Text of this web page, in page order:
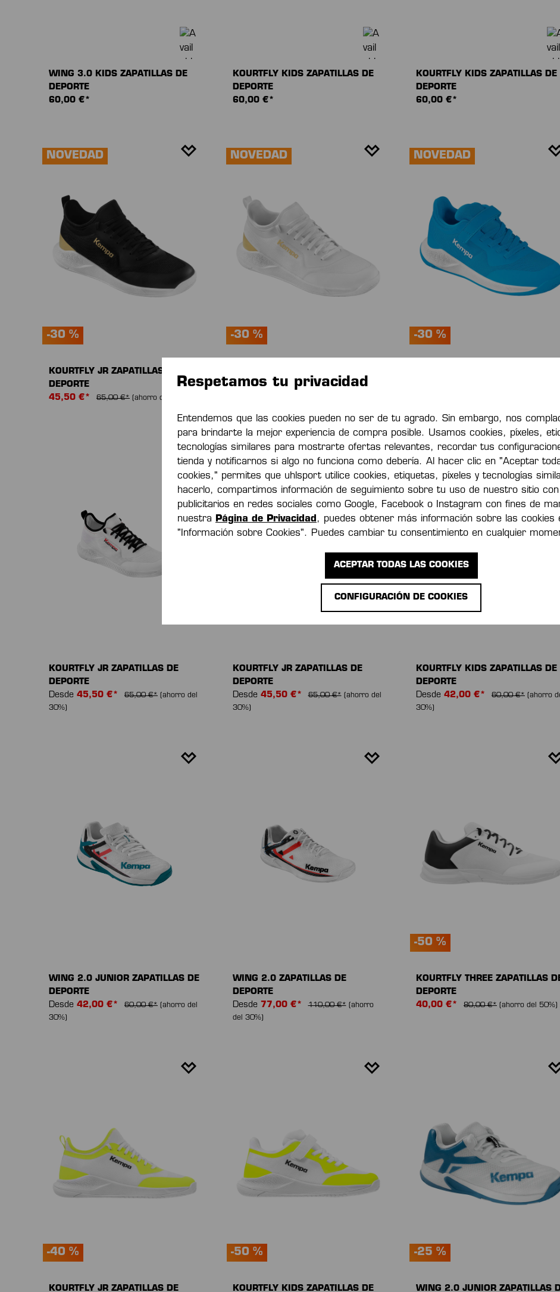
WING 3.0 KIDS ZAPATILLAS DE
DEPORTE
60,00 €*
KOURTFLY KIDS ZAPATILLAS DE
DEPORTE
60,00 €*
KOURTFLY KIDS ZAPATILLAS DE
DEPORTE
60,00 €*
NOVEDAD
-30 %
KOURTFLY JR ZAPATILLAS DE
DEPORTE
45,50 €*
65,00 €* (ahorro del 30%)
NOVEDAD
-30 %
DEPORTE
NOVEDAD
-30 %
KOURTFLY JR ZAPATILLAS DE
DEPORTE
Desde 45,50 €* 65,00 €* (ahorro del
30%)
NOVEDAD
KOURTFLY JR ZAPATILLAS DE
DEPORTE
Desde 45,50 €* 65,00 €* (ahorro del
30%)
KOURTFLY KIDS ZAPATILLAS DE
DEPORTE
Desde 42,00 €* 60,00 €* (ahorro
30%)
WING 2.0 JUNIOR ZAPATILLAS DE
DEPORTE
Desde 42,00 €* 60,00 €* (ahorro del
30%)
WING 2.0 ZAPATILLAS DE
DEPORTE
Desde 77,00 €* 110,00 €* (ahorro
del 30%)
-50 %
KOURTFLY THREE ZAPATILLAS
DEPORTE
40,00 €*
80,00 €* (ahorro del 50%)
-40 %
KOURTFLY JR ZAPATILLAS DE
-50 %
KOURTFLY KIDS ZAPATILLAS DE
-25 %
WING 2.0 JUNIOR ZAPATILLAS
Respetamos tu privacidad
Entendemos que las cookies pueden no ser de tu agrado. Sin embargo, nos
para brindarte la mejor experiencia de compra posible. Usamos cookies, píxeles,
tecnologías similares para mostrarte ofertas relevantes, recordar tus
tienda y notificarnos si algo no funciona como debería. Al hacer clic en "Aceptar
cookies," permites que uhlsport utilice cookies, etiquetas, píxeles y tecnologías
hacerlo, compartimos información de seguimiento sobre tu uso de nuestro sitio
publicitarios en redes sociales como Google, Facebook o Instagram con fines de
nuestra Página de Privacidad, puedes obtener más información sobre las cookies
"Información sobre Cookies". Puedes cambiar tu consentimiento en cualquier
CONFIGURACIÓN DE COOKIES
ACEPTAR TODAS LAS COOKIES